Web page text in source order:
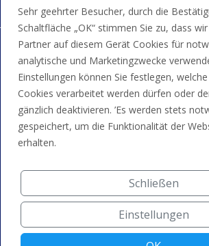
Sehr geehrter Besucher, durch die
Schaltfläche „OK“ stimmen Sie zu, dass
Partner auf diesem Gerät Cookies für
analytische und Marketingzwecke
Einstellungen können Sie festlegen,
Cookies verarbeitet werden dürfen oder
gänzlich deaktivieren. ’Es werden stets
gespeichert, um die Funktionalität der
erhalten.
Schließen
Einstellungen